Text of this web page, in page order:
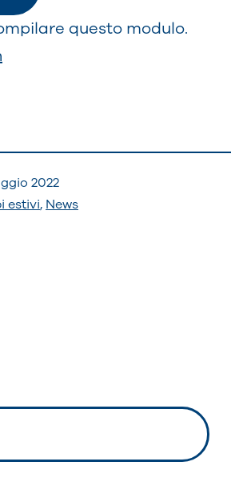
questo modulo.
2022
estivi, News